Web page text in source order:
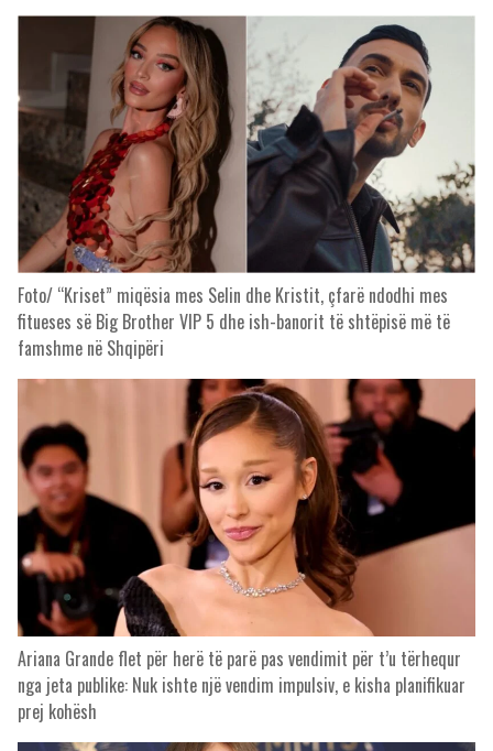
Foto/ “Kriset” miqësia mes Selin dhe Kristit, çfarë ndodhi mes
fitueses së Big Brother VIP 5 dhe ish-banorit të shtëpisë më të
famshme në Shqipëri
Ariana Grande flet për herë të parë pas vendimit për t’u tërhequr
nga jeta publike: Nuk ishte një vendim impulsiv, e kisha planifikuar
prej kohësh